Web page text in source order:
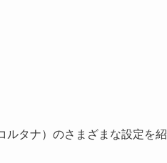
タナ）のさまざまな設定を紹